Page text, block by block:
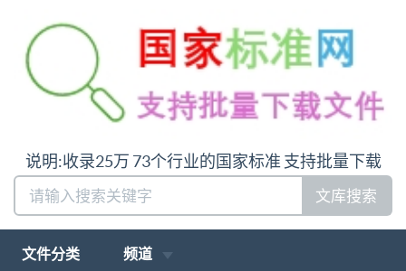
说明:收录25万 73个行业的国家标准 支持批量下载
文库搜索
文件分类 频道